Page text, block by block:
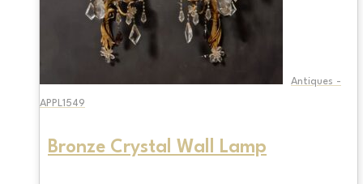
Antiques -
APPL1549
Bronze Crystal Wall Lamp